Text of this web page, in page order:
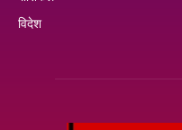
विदेश